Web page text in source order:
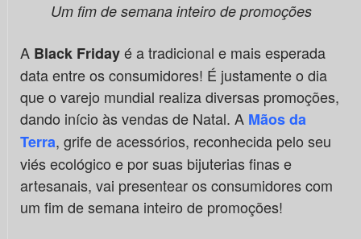
Um fim de semana inteiro de promoções
A Black Fridayé a tradicional e mais esperada
data entre os consumidores! É justamente o dia
que o varejo mundial realiza diversas promoções,
dando início às vendas de Natal. A Mãos da
Terra, grife de acessórios, reconhecida pelo seu
viés ecológico e por suas bijuterias finas e
artesanais, vai presentear os consumidores com
um fim de semana inteiro de promoções!